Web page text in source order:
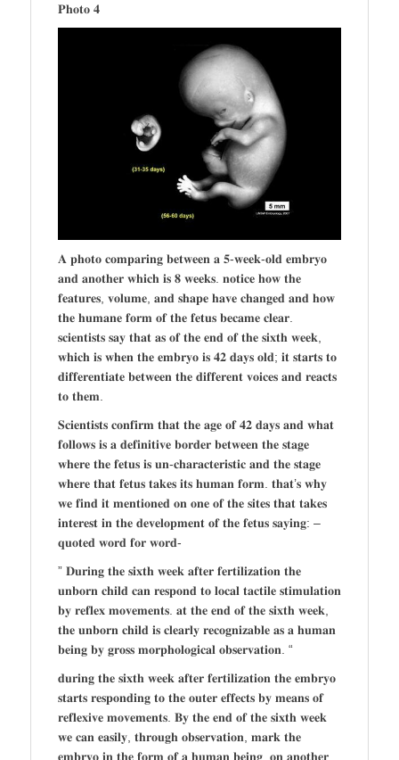
𝐏𝐡𝐨𝐭𝐨 𝟒
𝐀 𝐩𝐡𝐨𝐭𝐨 𝐜𝐨𝐦𝐩𝐚𝐫𝐢𝐧𝐠 𝐛𝐞𝐭𝐰𝐞𝐞𝐧 𝐚 𝟓-𝐰𝐞𝐞𝐤-𝐨𝐥𝐝 𝐞𝐦𝐛𝐫𝐲𝐨
𝐚𝐧𝐝 𝐚𝐧𝐨𝐭𝐡𝐞𝐫 𝐰𝐡𝐢𝐜𝐡 𝐢𝐬 𝟖 𝐰𝐞𝐞𝐤𝐬. 𝐧𝐨𝐭𝐢𝐜𝐞 𝐡𝐨𝐰 𝐭𝐡𝐞
𝐟𝐞𝐚𝐭𝐮𝐫𝐞𝐬, 𝐯𝐨𝐥𝐮𝐦𝐞, 𝐚𝐧𝐝 𝐬𝐡𝐚𝐩𝐞 𝐡𝐚𝐯𝐞 𝐜𝐡𝐚𝐧𝐠𝐞𝐝 𝐚𝐧𝐝 𝐡𝐨𝐰
𝐭𝐡𝐞 𝐡𝐮𝐦𝐚𝐧𝐞 𝐟𝐨𝐫𝐦 𝐨𝐟 𝐭𝐡𝐞 𝐟𝐞𝐭𝐮𝐬 𝐛𝐞𝐜𝐚𝐦𝐞 𝐜𝐥𝐞𝐚𝐫.
𝐬𝐜𝐢𝐞𝐧𝐭𝐢𝐬𝐭𝐬 𝐬𝐚𝐲 𝐭𝐡𝐚𝐭 𝐚𝐬 𝐨𝐟 𝐭𝐡𝐞 𝐞𝐧𝐝 𝐨𝐟 𝐭𝐡𝐞 𝐬𝐢𝐱𝐭𝐡 𝐰𝐞𝐞𝐤,
𝐰𝐡𝐢𝐜𝐡 𝐢𝐬 𝐰𝐡𝐞𝐧 𝐭𝐡𝐞 𝐞𝐦𝐛𝐫𝐲𝐨 𝐢𝐬 𝟒𝟐 𝐝𝐚𝐲𝐬 𝐨𝐥𝐝; 𝐢𝐭 𝐬𝐭𝐚𝐫𝐭𝐬 𝐭𝐨
𝐝𝐢𝐟𝐟𝐞𝐫𝐞𝐧𝐭𝐢𝐚𝐭𝐞 𝐛𝐞𝐭𝐰𝐞𝐞𝐧 𝐭𝐡𝐞 𝐝𝐢𝐟𝐟𝐞𝐫𝐞𝐧𝐭 𝐯𝐨𝐢𝐜𝐞𝐬 𝐚𝐧𝐝 𝐫𝐞𝐚𝐜𝐭𝐬
𝐭𝐨 𝐭𝐡𝐞𝐦.
𝐒𝐜𝐢𝐞𝐧𝐭𝐢𝐬𝐭𝐬 𝐜𝐨𝐧𝐟𝐢𝐫𝐦 𝐭𝐡𝐚𝐭 𝐭𝐡𝐞 𝐚𝐠𝐞 𝐨𝐟 𝟒𝟐 𝐝𝐚𝐲𝐬 𝐚𝐧𝐝 𝐰𝐡𝐚𝐭
𝐟𝐨𝐥𝐥𝐨𝐰𝐬 𝐢𝐬 𝐚 𝐝𝐞𝐟𝐢𝐧𝐢𝐭𝐢𝐯𝐞 𝐛𝐨𝐫𝐝𝐞𝐫 𝐛𝐞𝐭𝐰𝐞𝐞𝐧 𝐭𝐡𝐞 𝐬𝐭𝐚𝐠𝐞
𝐰𝐡𝐞𝐫𝐞 𝐭𝐡𝐞 𝐟𝐞𝐭𝐮𝐬 𝐢𝐬 𝐮𝐧-𝐜𝐡𝐚𝐫𝐚𝐜𝐭𝐞𝐫𝐢𝐬𝐭𝐢𝐜 𝐚𝐧𝐝 𝐭𝐡𝐞 𝐬𝐭𝐚𝐠𝐞
𝐰𝐡𝐞𝐫𝐞 𝐭𝐡𝐚𝐭 𝐟𝐞𝐭𝐮𝐬 𝐭𝐚𝐤𝐞𝐬 𝐢𝐭𝐬 𝐡𝐮𝐦𝐚𝐧 𝐟𝐨𝐫𝐦. 𝐭𝐡𝐚𝐭’𝐬 𝐰𝐡𝐲
𝐰𝐞 𝐟𝐢𝐧𝐝 𝐢𝐭 𝐦𝐞𝐧𝐭𝐢𝐨𝐧𝐞𝐝 𝐨𝐧 𝐨𝐧𝐞 𝐨𝐟 𝐭𝐡𝐞 𝐬𝐢𝐭𝐞𝐬 𝐭𝐡𝐚𝐭 𝐭𝐚𝐤𝐞𝐬
𝐢𝐧𝐭𝐞𝐫𝐞𝐬𝐭 𝐢𝐧 𝐭𝐡𝐞 𝐝𝐞𝐯𝐞𝐥𝐨𝐩𝐦𝐞𝐧𝐭 𝐨𝐟 𝐭𝐡𝐞 𝐟𝐞𝐭𝐮𝐬 𝐬𝐚𝐲𝐢𝐧𝐠: –
𝐪𝐮𝐨𝐭𝐞𝐝 𝐰𝐨𝐫𝐝 𝐟𝐨𝐫 𝐰𝐨𝐫𝐝-
” 𝐃𝐮𝐫𝐢𝐧𝐠 𝐭𝐡𝐞 𝐬𝐢𝐱𝐭𝐡 𝐰𝐞𝐞𝐤 𝐚𝐟𝐭𝐞𝐫 𝐟𝐞𝐫𝐭𝐢𝐥𝐢𝐳𝐚𝐭𝐢𝐨𝐧 𝐭𝐡𝐞
𝐮𝐧𝐛𝐨𝐫𝐧 𝐜𝐡𝐢𝐥𝐝 𝐜𝐚𝐧 𝐫𝐞𝐬𝐩𝐨𝐧𝐝 𝐭𝐨 𝐥𝐨𝐜𝐚𝐥 𝐭𝐚𝐜𝐭𝐢𝐥𝐞 𝐬𝐭𝐢𝐦𝐮𝐥𝐚𝐭𝐢𝐨𝐧
𝐛𝐲 𝐫𝐞𝐟𝐥𝐞𝐱 𝐦𝐨𝐯𝐞𝐦𝐞𝐧𝐭𝐬. 𝐚𝐭 𝐭𝐡𝐞 𝐞𝐧𝐝 𝐨𝐟 𝐭𝐡𝐞 𝐬𝐢𝐱𝐭𝐡 𝐰𝐞𝐞𝐤,
𝐭𝐡𝐞 𝐮𝐧𝐛𝐨𝐫𝐧 𝐜𝐡𝐢𝐥𝐝 𝐢𝐬 𝐜𝐥𝐞𝐚𝐫𝐥𝐲 𝐫𝐞𝐜𝐨𝐠𝐧𝐢𝐳𝐚𝐛𝐥𝐞 𝐚𝐬 𝐚 𝐡𝐮𝐦𝐚𝐧
𝐛𝐞𝐢𝐧𝐠 𝐛𝐲 𝐠𝐫𝐨𝐬𝐬 𝐦𝐨𝐫𝐩𝐡𝐨𝐥𝐨𝐠𝐢𝐜𝐚𝐥 𝐨𝐛𝐬𝐞𝐫𝐯𝐚𝐭𝐢𝐨𝐧. “
𝐝𝐮𝐫𝐢𝐧𝐠 𝐭𝐡𝐞 𝐬𝐢𝐱𝐭𝐡 𝐰𝐞𝐞𝐤 𝐚𝐟𝐭𝐞𝐫 𝐟𝐞𝐫𝐭𝐢𝐥𝐢𝐳𝐚𝐭𝐢𝐨𝐧 𝐭𝐡𝐞 𝐞𝐦𝐛𝐫𝐲𝐨
𝐬𝐭𝐚𝐫𝐭𝐬 𝐫𝐞𝐬𝐩𝐨𝐧𝐝𝐢𝐧𝐠 𝐭𝐨 𝐭𝐡𝐞 𝐨𝐮𝐭𝐞𝐫 𝐞𝐟𝐟𝐞𝐜𝐭𝐬 𝐛𝐲 𝐦𝐞𝐚𝐧𝐬 𝐨𝐟
𝐫𝐞𝐟𝐥𝐞𝐱𝐢𝐯𝐞 𝐦𝐨𝐯𝐞𝐦𝐞𝐧𝐭𝐬. 𝐁𝐲 𝐭𝐡𝐞 𝐞𝐧𝐝 𝐨𝐟 𝐭𝐡𝐞 𝐬𝐢𝐱𝐭𝐡 𝐰𝐞𝐞𝐤
𝐰𝐞 𝐜𝐚𝐧 𝐞𝐚𝐬𝐢𝐥𝐲, 𝐭𝐡𝐫𝐨𝐮𝐠𝐡 𝐨𝐛𝐬𝐞𝐫𝐯𝐚𝐭𝐢𝐨𝐧, 𝐦𝐚𝐫𝐤 𝐭𝐡𝐞
𝐞𝐦𝐛𝐫𝐲𝐨 𝐢𝐧 𝐭𝐡𝐞 𝐟𝐨𝐫𝐦 𝐨𝐟 𝐚 𝐡𝐮𝐦𝐚𝐧 𝐛𝐞𝐢𝐧𝐠. 𝐨𝐧 𝐚𝐧𝐨𝐭𝐡𝐞𝐫